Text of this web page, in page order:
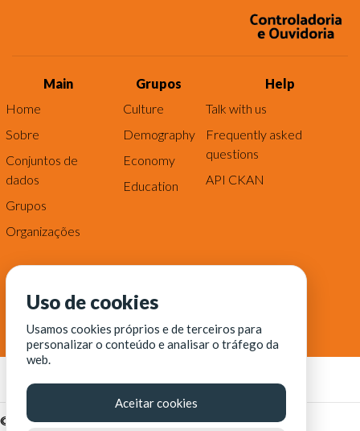
Main
Home
Sobre
Conjuntos de
dados
Grupos
Organizações
Grupos
Culture
Demography
Economy
Education
Help
Talk with us
Frequently asked
questions
API CKAN
© Fortaleza Digital || CITINOVA - Fundação de Ciência,
Uso de cookies
Usamos cookies próprios e de terceiros para
personalizar o conteúdo e analisar o tráfego da
web.
Aceitar cookies